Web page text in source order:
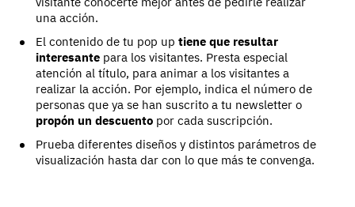
una acción.
El contenido de tu pop up tiene que resultar
interesante para los visitantes. Presta especial
atención al título, para animar a los visitantes a
realizar la acción. Por ejemplo, indica el número de
personas que ya se han suscrito a tu newsletter o
propón un descuento por cada suscripción.
Prueba diferentes diseños y distintos parámetros de
visualización hasta dar con lo que más te convenga.